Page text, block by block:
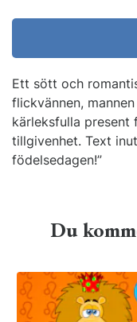
Ett sött och
flickvännen,
kärleksfulla
tillgivenhet. Text
födelsedagen!”
Du